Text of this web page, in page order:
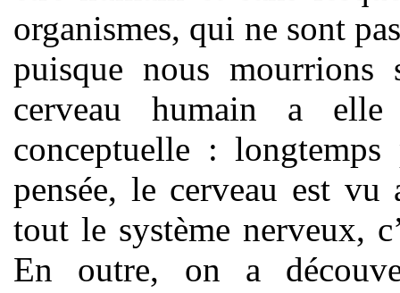
organismes, qui ne sont
puisque nous mourrions
cerveau humain a
conceptuelle : longtemps
pensée, le cerveau est vu
tout le système nerveux,
En outre, on a